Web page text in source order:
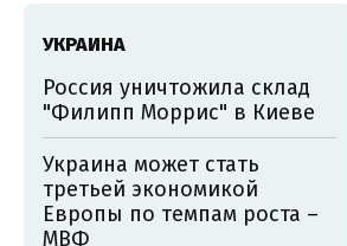
УКРАИНА
Россия уничтожила склад
"Филипп Моррис" в Киеве
Украина может стать
третьей экономикой
Европы по темпам роста –
МВФ